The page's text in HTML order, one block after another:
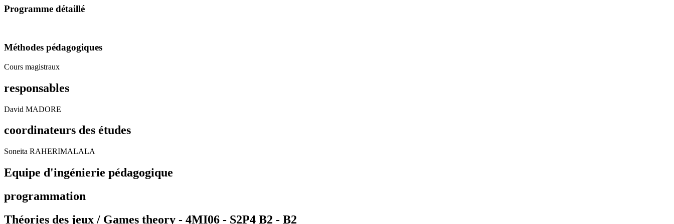
Programme détaillé
Méthodes pédagogiques
Cours magistraux
responsables
David MADORE
coordinateurs des études
Soneita RAHERIMALALA
Equipe d'ingénierie pédagogique
programmation
Théories des jeux / Games theory - 4MI06 - S2P4 B2 - B2